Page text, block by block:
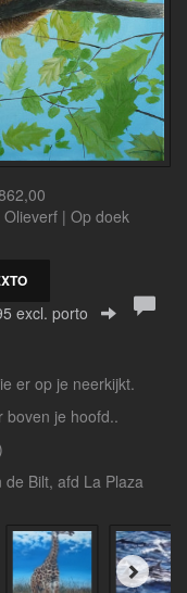
| Op doek
excl. porto
er op je neerkijkt.
boven je hoofd..
Bilt, afd La Plaza